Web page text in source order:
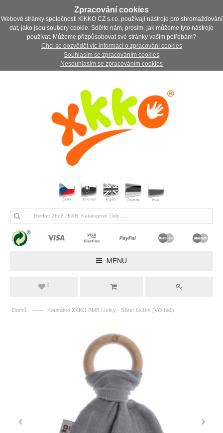
Zpracování cookies
Webové stránky společnosti KIKKO CZ s.r.o. používají nástroje pro shromažďování
dat, jako jsou soubory cookie. Sdělte nám, prosím, jak můžeme tyto nástroje
používat. Můžeme přizpůsobovat své stránky vašim potřebám?
Chci se dozvědět víc informací o zpracování cookies
Souhlasím se zpracováním cookies
Nesouhlasím se zpracováním cookies
MENU
0
Domů —— Kousátko XKKO BMB Lístky - Silver 6x1ks (VO bal.)